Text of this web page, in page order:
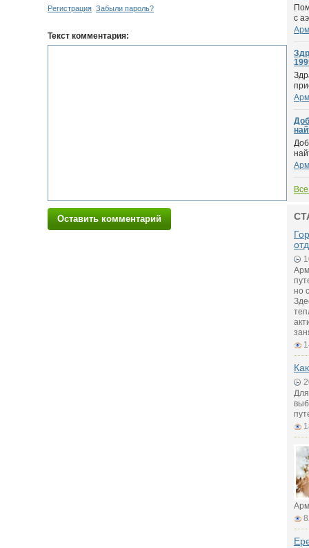
Регистрация Забыли пароль?
Текст комментария:
Оставить комментарий
с
но